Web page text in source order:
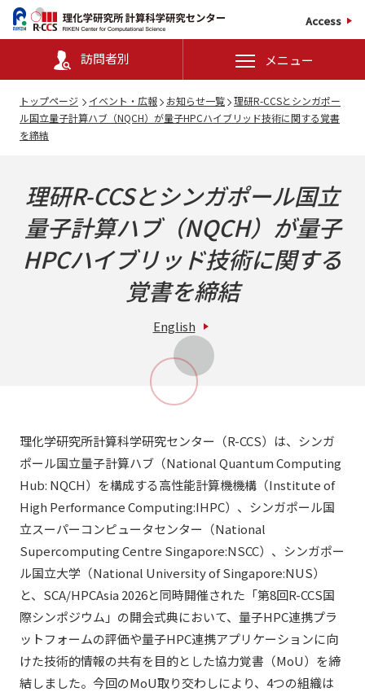
Access
訪問者別 メニュー
トップページ イベント・広報 お知らせ一覧
理研R-CCSとシンガポー
ル国立量子計算ハブ（NQCH）が量⼦HPCハイブリッド技術に関する覚書
を締結
理研R-CCSとシンガポール国立
量子計算ハブ（NQCH）が量⼦
HPCハイブリッド技術に関する
覚書を締結
English
理化学研究所計算科学研究センター（R-CCS）は、シンガ
ポール国立量子計算ハブ（National Quantum Computing
Hub: NQCH）を構成する高性能計算機機構（Institute of
High Performance Computing:IHPC）、シンガポール国
立スーパーコンピュータセンター（National
Supercomputing Centre Singapore:NSCC）、シンガポー
ル国立大学（National University of Singapore:NUS）
と、SCA/HPCAsia 2026と同時開催された「第8回R-CCS国
際シンポジウム」の開会式典において、量⼦HPC連携プラ
ットフォームの評価や量⼦HPC連携アプリケーションに向
けた技術的情報の共有を目的とした協力覚書（MoU）を締
結しました。今回のMoU取り交わしにより、4つの組織は